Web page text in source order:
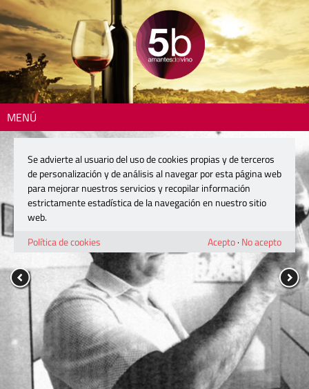
MENÚ
Se advierte al usuario del uso de cookies propias y de terceros
de personalización y de análisis al navegar por esta página web
para mejorar nuestros servicios y recopilar información
estrictamente estadística de la navegación en nuestro sitio
web.
Política de cookies
Acepto· No acepto